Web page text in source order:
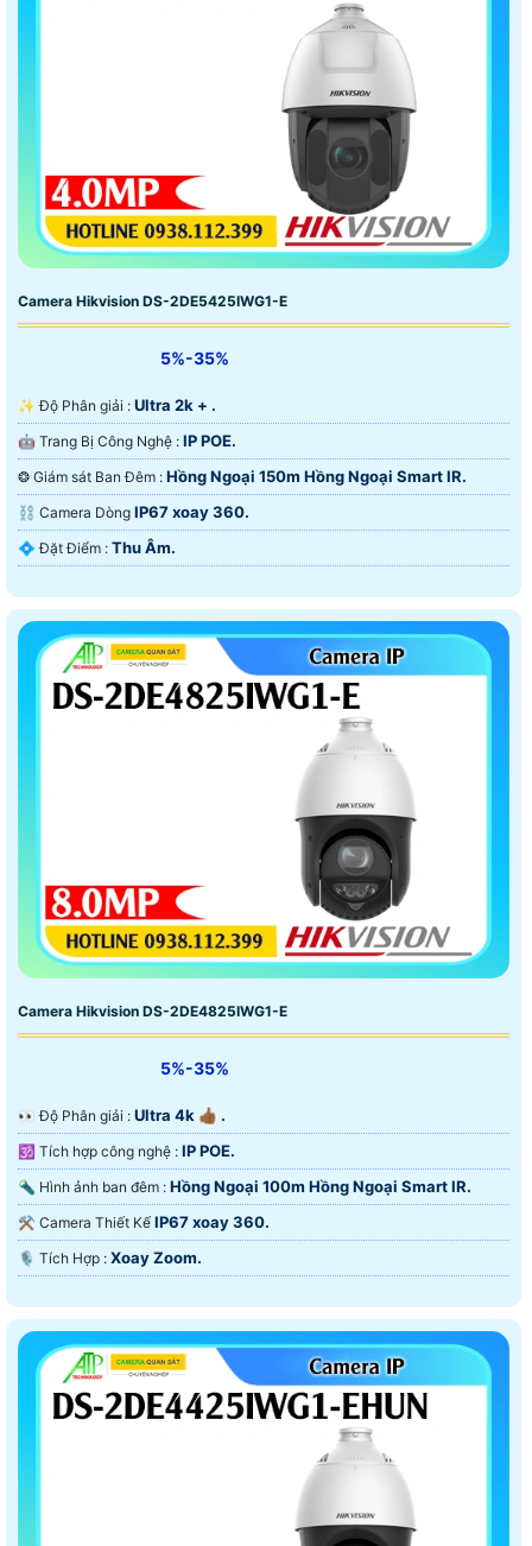
Camera Hikvision DS-2DE5425IWG1-E
5%-35%
✨ Độ Phân giải : Ultra 2k + .
🤖️ Trang Bị Công Nghệ : IP POE.
❂ Giám sát Ban Đêm : Hồng Ngoại 150m Hồng Ngoại Smart IR.
⛓ Camera Dòng IP67 xoay 360.
️💠 Đặt Điểm : Thu Âm.
Camera Hikvision DS-2DE4825IWG1-E
5%-35%
️👀 Độ Phân giải : Ultra 4k 👍🏾 .
🕉️ Tích hợp công nghệ : IP POE.
🔦 Hình ảnh ban đêm : Hồng Ngoại 100m Hồng Ngoại Smart IR.
⚒ Camera Thiết Kế IP67 xoay 360.
️🎙 Tích Hợp : Xoay Zoom.